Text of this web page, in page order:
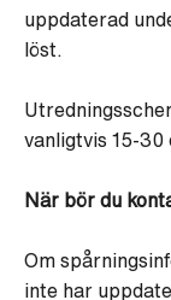
uppdaterad
löst.
vanligtvis 15-30
När bör du
Om
inte har